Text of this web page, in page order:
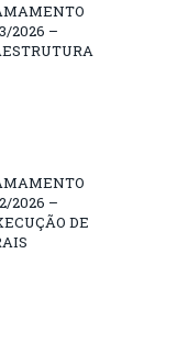
2026 –
2026 –
DE